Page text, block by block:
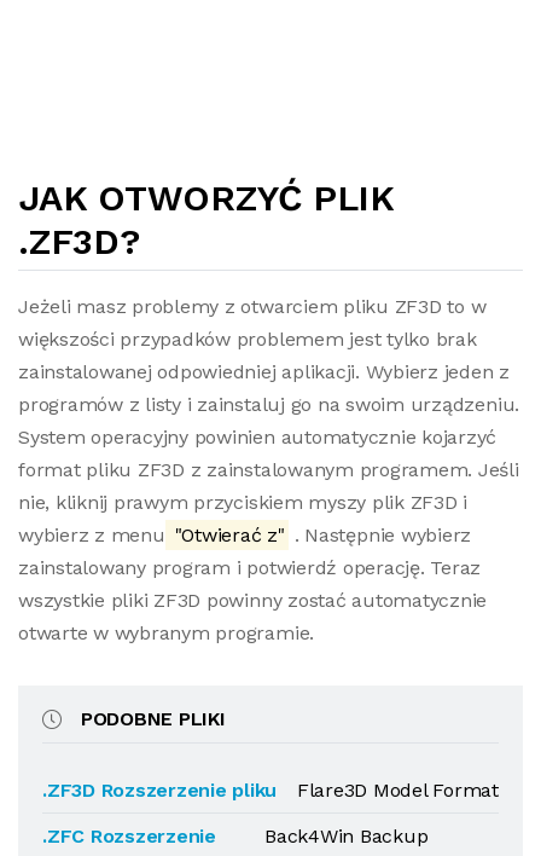
JAK OTWORZYĆ PLIK
.ZF3D?
Jeżeli masz problemy z otwarciem pliku ZF3D to w
większości przypadków problemem jest tylko brak
zainstalowanej odpowiedniej aplikacji. Wybierz jeden z
programów z listy i zainstaluj go na swoim urządzeniu.
System operacyjny powinien automatycznie kojarzyć
format pliku ZF3D z zainstalowanym programem. Jeśli
nie, kliknij prawym przyciskiem myszy plik ZF3D i
wybierz z menu "Otwierać z" . Następnie wybierz
zainstalowany program i potwierdź operację. Teraz
wszystkie pliki ZF3D powinny zostać automatycznie
otwarte w wybranym programie.
PODOBNE PLIKI
.ZF3D Rozszerzenie pliku
Flare3D Model Format
.ZFC Rozszerzenie
Back4Win Backup